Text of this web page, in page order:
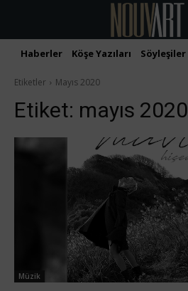
Haberler Köşe Yazıları Söyleşiler
Etiketler Mayıs 2020
Etiket: mayıs 2020
Müzik